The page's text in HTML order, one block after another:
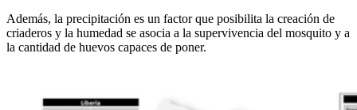
Además, la precipitación es un factor que posibilita la creación de
criaderos y la humedad se asocia a la supervivencia del mosquito y a
la cantidad de huevos capaces de poner.